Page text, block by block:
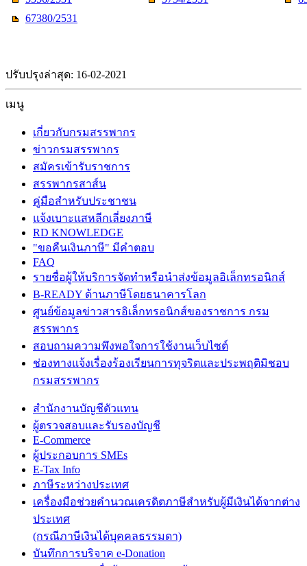
67380/2531
ปรับปรุงล่าสุด: 16-02-2021
เมนู
เกี่ยวกับกรมสรรพากร
ข่าวกรมสรรพากร
สมัครเข้ารับราชการ
สรรพากรสาส์น
คู่มือสำหรับประชาชน
แจ้งเบาะแสหลีกเลี่ยงภาษี
RD KNOWLEDGE
"ขอคืนเงินภาษี" มีคำตอบ
FAQ
รายชื่อผู้ให้บริการจัดทำหรือนำส่งข้อมูลอิเล็กทรอนิกส์
B-READY ด้านภาษีโดยธนาคารโลก
ศูนย์ข้อมูลข่าวสารอิเล็กทรอนิกส์ของราชการ กรม
สรรพากร
สอบถามความพึงพอใจการใช้งานเว็บไซต์
ช่องทางแจ้งเรื่องร้องเรียนการทุจริตและประพฤติมิชอบ
กรมสรรพากร
สำนักงานบัญชีตัวแทน
ผู้ตรวจสอบและรับรองบัญชี
E-Commerce
ผู้ประกอบการ SMEs
E-Tax Info
ภาษีระหว่างประเทศ
เครื่องมือช่วยคำนวณเครดิตภาษีสำหรับผู้มีเงินได้จากต่าง
ประเทศ
(กรณีภาษีเงินได้บุคคลธรรมดา)
บันทึกการบริจาค e-Donation